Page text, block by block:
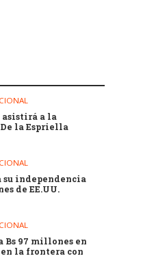
asistirá a la
la Espriella
independencia
de EE.UU.
Bs 97 millones en
la frontera con